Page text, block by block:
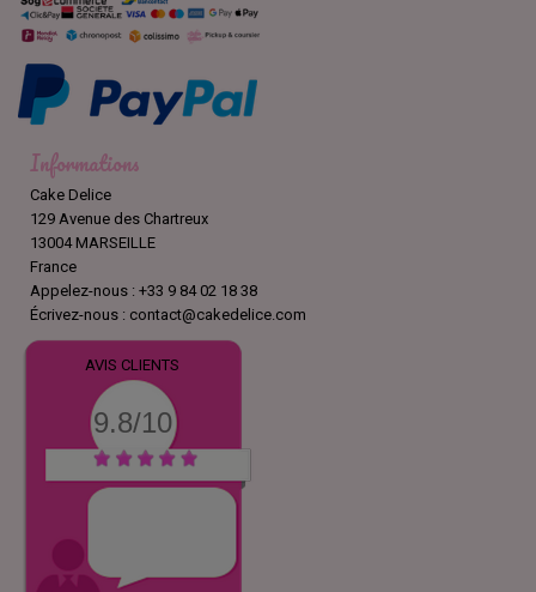
Informations
Cake Delice
129 Avenue des Chartreux
13004 MARSEILLE
France
Appelez-nous : +33 9 84 02 18 38
Écrivez-nous : contact@cakedelice.com
AVIS CLIENTS
9.8/10